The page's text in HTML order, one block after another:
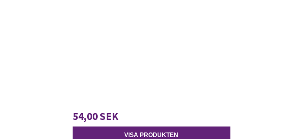
54,00 SEK
VISA PRODUKTEN